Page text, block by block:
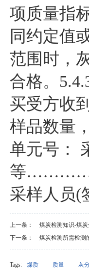
项质量指
同约定值
范围时，
合格。
买受方收
样品数量
单元号：
等
采样人
上一条：
煤炭检测知识-煤
下一条：
煤炭检测所需检测
Tags: 煤质 质量 灰